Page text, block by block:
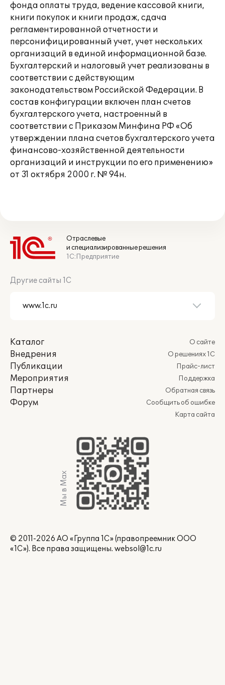
фонда оплаты труда, ведение кассовой книги,
книги покупок и книги продаж, сдача
регламентированной отчетности и
персонифицированный учет, учет нескольких
организаций в единой информационной базе.
Бухгалтерский и налоговый учет реализованы в
соответствии с действующим
законодательством Российской Федерации. В
состав конфигурации включен план счетов
бухгалтерского учета, настроенный в
соответствии с Приказом Минфина РФ «Об
утверждении плана счетов бухгалтерского учета
финансово-хозяйственной деятельности
организаций и инструкции по его применению»
от 31 октября 2000 г. № 94н.
Отраслевые
и специализированные решения
1С:Предприятие
Другие сайты 1С
Каталог
Внедрения
Публикации
Мероприятия
Партнеры
Форум
О сайте
О решениях 1С
Прайс-лист
Поддержка
Обратная связь
Сообщить об ошибке
Карта сайта
Мы в Max
© 2011-2026 АО «Группа 1С» (правопреемник ООО
«1С»). Все права защищены. websol@1c.ru